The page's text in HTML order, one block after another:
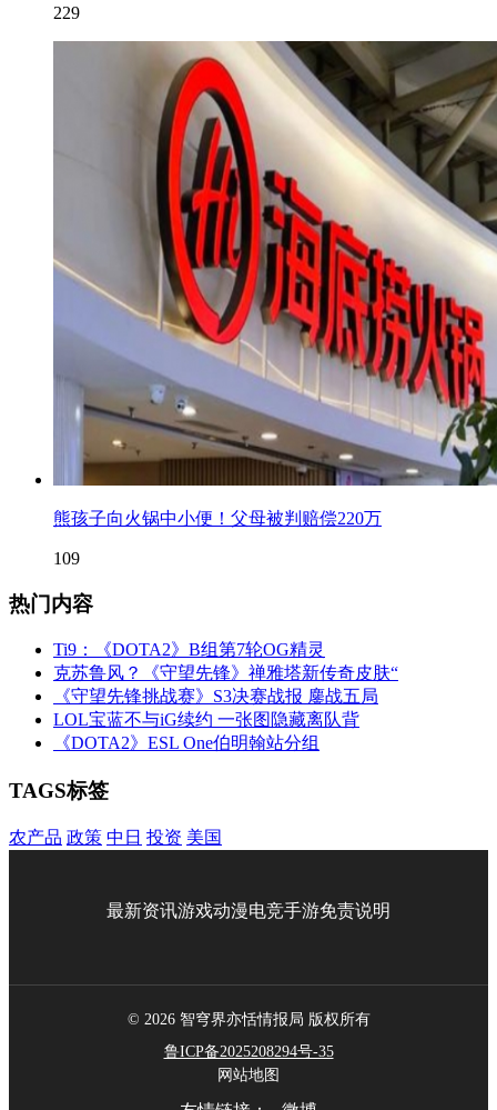
229
熊孩子向火锅中小便！父母被判赔偿220万
109
热门内容
Ti9：《DOTA2》B组第7轮OG精灵
克苏鲁风？《守望先锋》禅雅塔新传奇皮肤“
《守望先锋挑战赛》S3决赛战报 鏖战五局
LOL宝蓝不与iG续约 一张图隐藏离队背
《DOTA2》ESL One伯明翰站分组
TAGS标签
农产品 政策 中日 投资 美国
最新资讯游戏动漫电竞手游免责说明
© 2026 智穹界亦恬情报局 版权所有
鲁ICP备2025208294号-35
网站地图